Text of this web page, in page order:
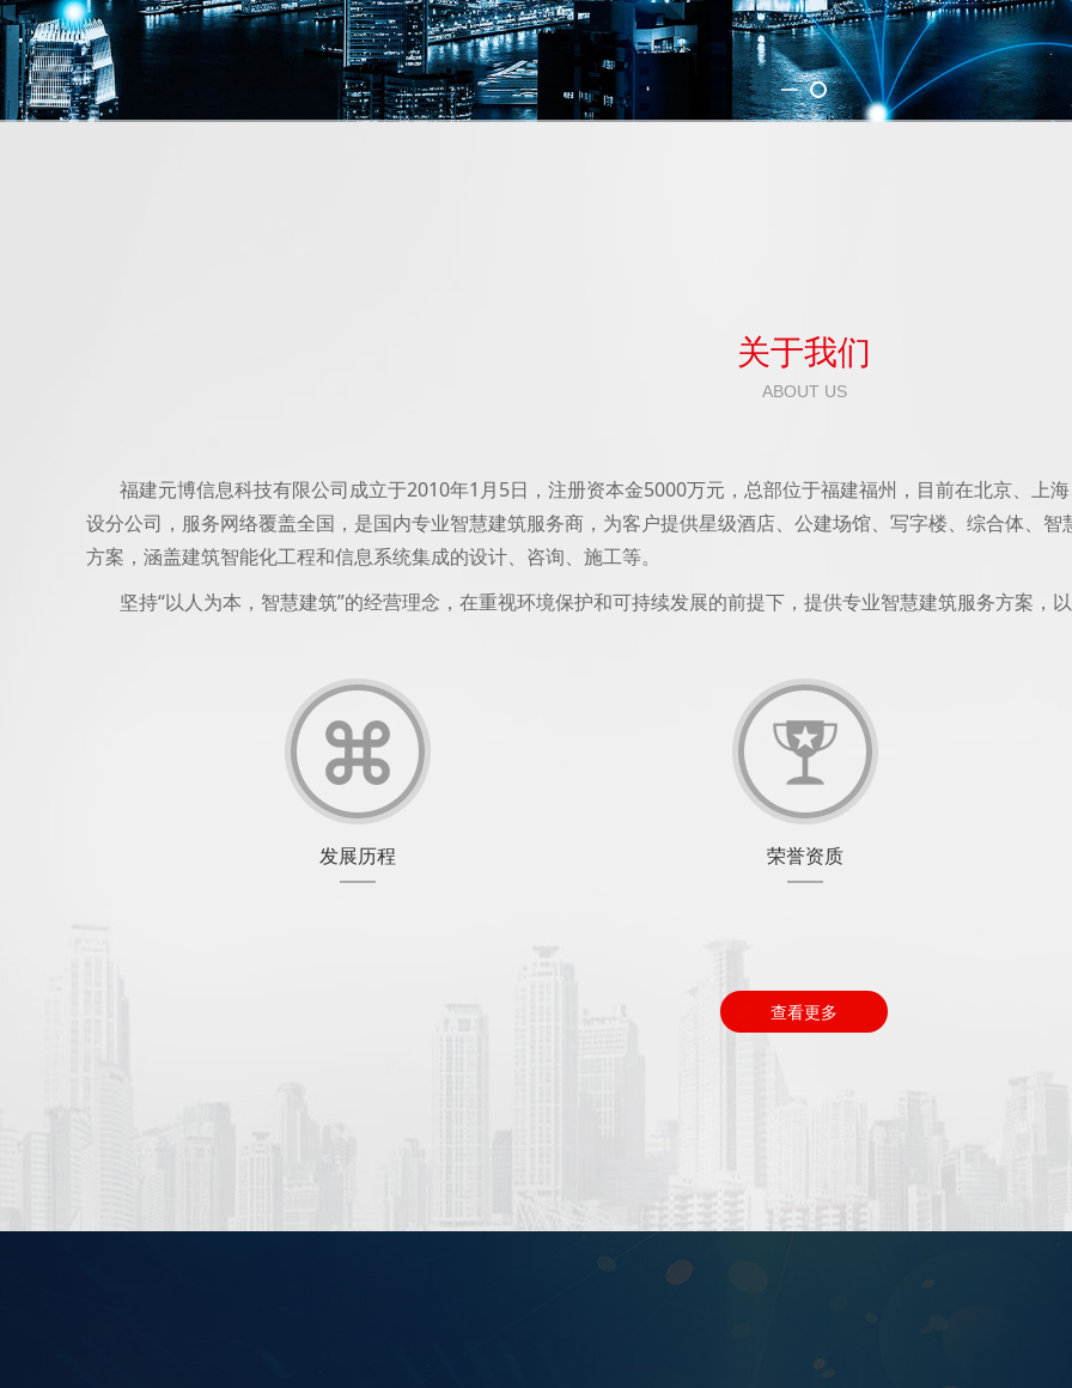
关于我们
ABOUT US
福建元博信息科技有限公司成立于2010年1月5日，注册资本金5000万元，总部位于福建福州，目前在北京、上
设分公司，服务网络覆盖全国，是国内专业智慧建筑服务商，为客户提供星级酒店、公建场馆、写字楼、综合体、
方案，涵盖建筑智能化工程和信息系统集成的设计、咨询、施工等。
坚持“以人为本，智慧建筑”的经营理念，在重视环境保护和可持续发展的前提下，提供专业智慧建筑服务方案，
发展历程 荣誉资质
查看更多